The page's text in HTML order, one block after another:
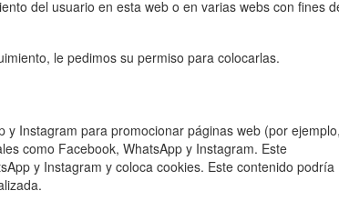
del usuario en esta web o en varias webs con fines
le pedimos su permiso para colocarlas.
Instagram para promocionar páginas web (por ejemplo,
como Facebook, WhatsApp y Instagram. Este
y Instagram y coloca cookies. Este contenido podría